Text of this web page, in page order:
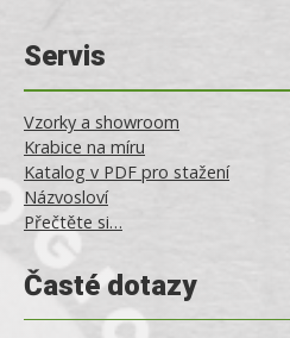
Servis
Vzorky a showroom
Krabice na míru
Katalog v PDF pro stažení
Názvosloví
Přečtěte si…
Časté dotazy